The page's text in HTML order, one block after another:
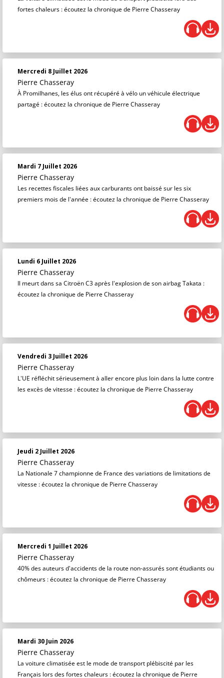
fortes chaleurs : écoutez la chronique de Pierre Chasseray
Mercredi 8 Juillet 2026
Pierre Chasseray
À Promilhanes, les élus ont récupéré à vélo un véhicule électrique
partagé : écoutez la chronique de Pierre Chasseray
Mardi 7 Juillet 2026
Pierre Chasseray
Les recettes fiscales liées aux carburants ont baissé sur les six
premiers mois de l'année : écoutez la chronique de Pierre Chasseray
Lundi 6 Juillet 2026
Pierre Chasseray
Il meurt dans sa Citroën C3 après l'explosion de son airbag Takata :
écoutez la chronique de Pierre Chasseray
Vendredi 3 Juillet 2026
Pierre Chasseray
L'UE réfléchit sérieusement à aller encore plus loin dans la lutte contre
les excès de vitesse : écoutez la chronique de Pierre Chasseray
Jeudi 2 Juillet 2026
Pierre Chasseray
La Nationale 7 championne de France des variations de limitations de
vitesse : écoutez la chronique de Pierre Chasseray
Mercredi 1 Juillet 2026
Pierre Chasseray
40% des auteurs d'accidents de la route non-assurés sont étudiants ou
chômeurs : écoutez la chronique de Pierre Chasseray
Mardi 30 Juin 2026
Pierre Chasseray
La voiture climatisée est le mode de transport plébiscité par les
Français lors des fortes chaleurs : écoutez la chronique de Pierre